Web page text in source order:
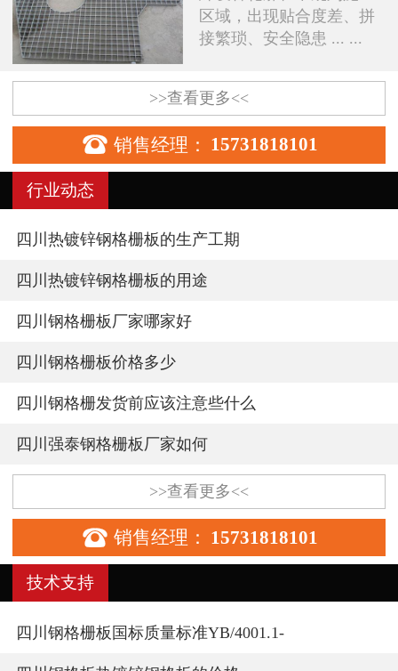
区域，出现贴合度差、拼
接繁琐、安全隐患 ... ...
>>查看更多<<
 销售经理： 15731818101
行业动态
四川热镀锌钢格栅板的生产工期
四川热镀锌钢格栅板的用途
四川钢格栅板厂家哪家好
四川钢格栅板价格多少
四川钢格栅发货前应该注意些什么
四川强泰钢格栅板厂家如何
>>查看更多<<
 销售经理： 15731818101
技术支持
四川钢格栅板国标质量标准YB/4001.1-